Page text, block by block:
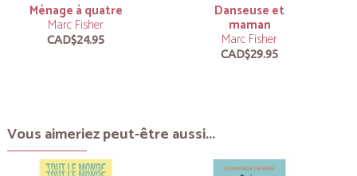
Ménage à quatre
Marc Fisher
CAD$24.95
Danseuse et
maman
Marc Fisher
CAD$29.95
Vous aimeriez peut-être aussi...